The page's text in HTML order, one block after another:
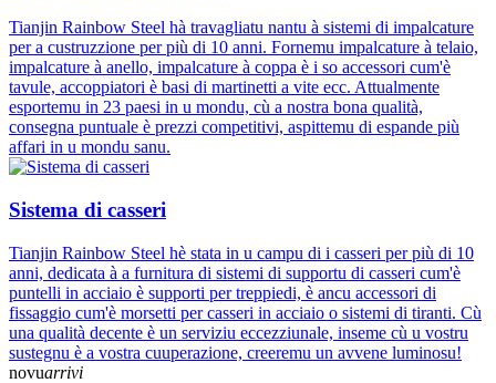
Tianjin Rainbow Steel hà travagliatu nantu à sistemi di impalcature
per a custruzzione per più di 10 anni. Fornemu impalcature à telaio,
impalcature à anello, impalcature à coppa è i so accessori cum'è
tavule, accoppiatori è basi di martinetti a vite ecc. Attualmente
esportemu in 23 paesi in u mondu, cù a nostra bona qualità,
consegna puntuale è prezzi competitivi, aspittemu di espande più
affari in u mondu sanu.
Sistema di casseri
Tianjin Rainbow Steel hè stata in u campu di i casseri per più di 10
anni, dedicata à a furnitura di sistemi di supportu di casseri cum'è
puntelli in acciaio è supporti per treppiedi, è ancu accessori di
fissaggio cum'è morsetti per casseri in acciaio o sistemi di tiranti. Cù
una qualità decente è un serviziu eccezziunale, inseme cù u vostru
sustegnu è a vostra cuuperazione, creeremu un avvene luminosu!
novuarrivi